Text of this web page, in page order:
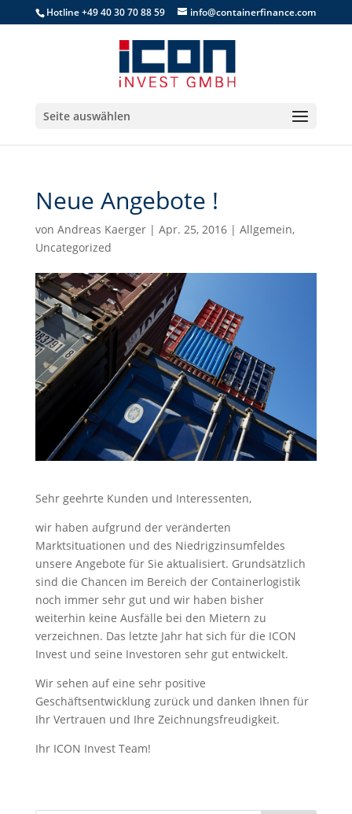
Hotline +49 40 30 70 88 59 info@containerfinance.com
Seite auswählen
Neue Angebote !
von Andreas Kaerger| Apr. 25, 2016| Allgemein,
Uncategorized
Sehr geehrte Kunden und Interessenten,
wir haben aufgrund der veränderten
Marktsituationen und des Niedrigzinsumfeldes
unsere Angebote für Sie aktualisiert. Grundsätzlich
sind die Chancen im Bereich der Containerlogistik
noch immer sehr gut und wir haben bisher
weiterhin keine Ausfälle bei den Mietern zu
verzeichnen. Das letzte Jahr hat sich für die ICON
Invest und seine Investoren sehr gut entwickelt.
Wir sehen auf eine sehr positive
Geschäftsentwicklung zurück und danken Ihnen für
Ihr Vertrauen und Ihre Zeichnungsfreudigkeit.
Ihr ICON Invest Team!